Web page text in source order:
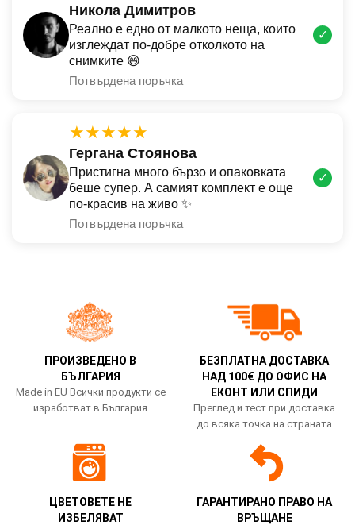
Никола Димитров
Реално е едно от малкото неща, които
изглеждат по-добре отколкото на
снимките 😄
Потвърдена поръчка
✓
★★★★★
Гергана Стоянова
Пристигна много бързо и опаковката
беше супер. А самият комплект е още
по-красив на живо ✨
Потвърдена поръчка
✓
ПРОИЗВЕДЕНО В
БЪЛГАРИЯ
Made in EU Всички продукти се
изработват в България
БЕЗПЛАТНА ДОСТАВКА
НАД 100€ ДО ОФИС НА
ЕКОНТ ИЛИ СПИДИ
Преглед и тест при доставка
до всяка точка на страната
ЦВЕТОВЕТЕ НЕ
ИЗБЕЛЯВАТ
ГАРАНТИРАНО ПРАВО НА
ВРЪЩАНЕ